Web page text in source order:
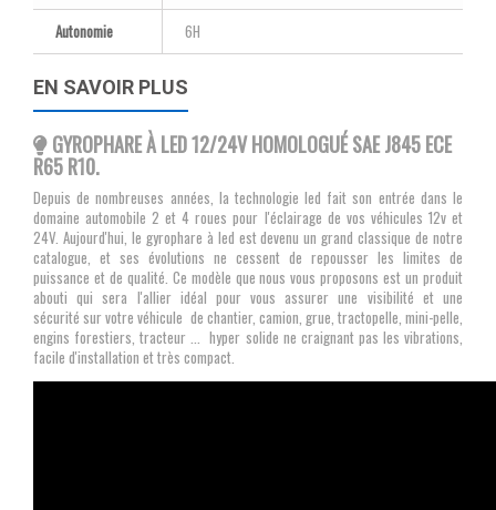
Autonomie 6H
EN SAVOIR PLUS
GYROPHARE À LED 12/24V HOMOLOGUÉ SAE J845 ECE
R65 R10.
Depuis de nombreuses années, la technologie led fait son entrée dans le
domaine automobile 2 et 4 roues pour l'éclairage de vos véhicules 12v et
24V. Aujourd'hui, le gyrophare à led est devenu un grand classique de notre
catalogue, et ses évolutions ne cessent de repousser les limites de
puissance et de qualité. Ce modèle que nous vous proposons est un produit
abouti qui sera l'allier idéal pour vous assurer une visibilité et une
sécurité sur votre véhicule de chantier, camion, grue, tractopelle, mini-pelle,
engins forestiers, tracteur ... hyper solide ne craignant pas les vibrations,
facile d'installation et très compact.